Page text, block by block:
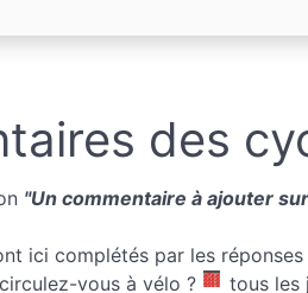
des
"Un commentaire à ajouter
ici complétés par les
vous à vélo ?
tous les